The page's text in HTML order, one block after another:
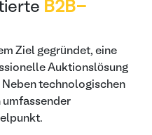
B2B-
Ziel gegründet, eine
Auktionslösung
technologischen
umfassender